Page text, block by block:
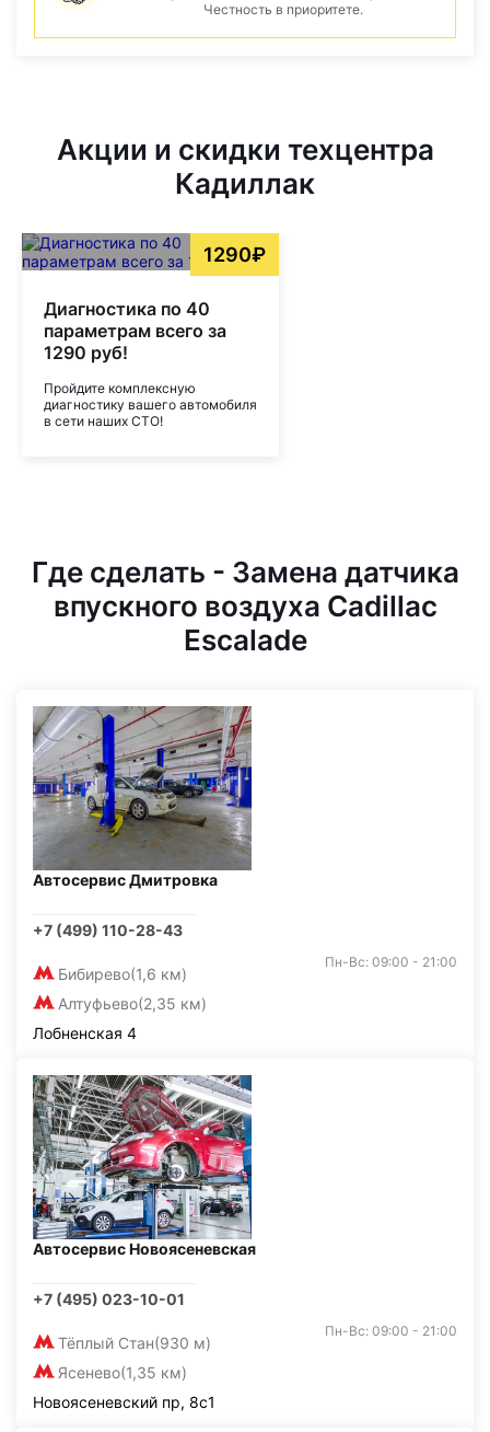
Честность в приоритете.
Акции и скидки техцентра
Кадиллак
1290₽
Диагностика по 40
параметрам всего за
1290 руб!
Пройдите комплексную
диагностику вашего автомобиля
в сети наших СТО!
Где сделать - Замена датчика
впускного воздуха Cadillac
Escalade
Автосервис Дмитровка
+7 (499) 110-28-43
Бибирево(1,6 км)
Алтуфьево(2,35 км)
Пн-Вс: 09:00 - 21:00
Лобненская 4
Автосервис Новоясеневская
+7 (495) 023-10-01
Тёплый Стан(930 м)
Ясенево(1,35 км)
Пн-Вс: 09:00 - 21:00
Новоясеневский пр, 8с1